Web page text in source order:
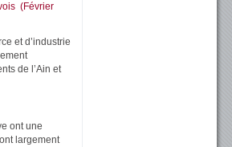
(Février
et d’industrie
de l’Ain et
ont une
largement